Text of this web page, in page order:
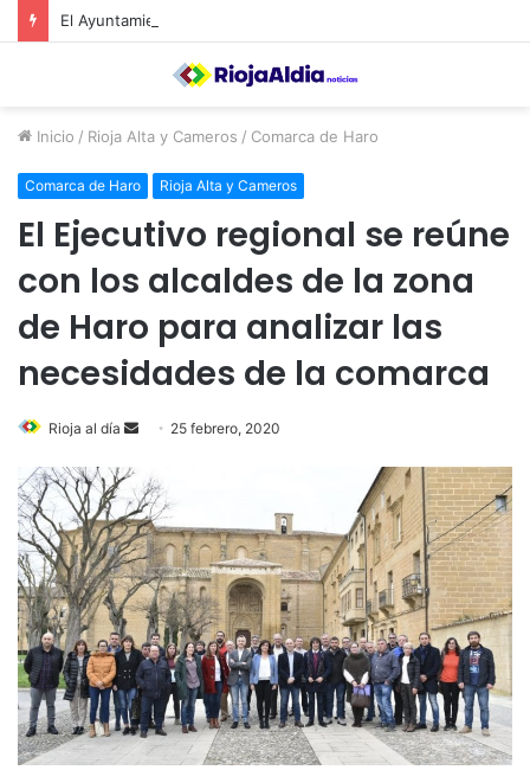
Inicio / Rioja Alta y Cameros / Comarca de Haro
Comarca de Haro Rioja Alta y Cameros
El Ejecutivo regional se reúne
con los alcaldes de la zona
de Haro para analizar las
necesidades de la comarca
Rioja al día
n
d
a
n
e
m
a
i
25 febrero, 2020